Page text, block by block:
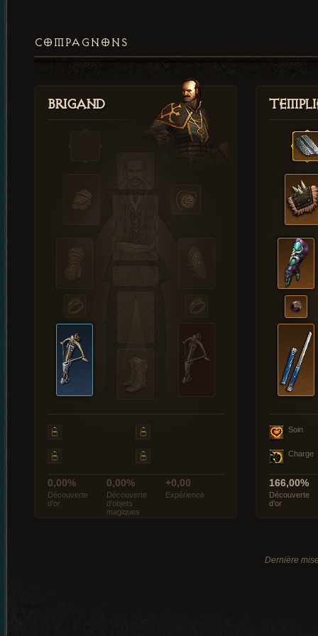
COMPAGNONS
Brigand
0,00%
Découverte
d’or
0,00%
Découverte
d’objets
magiques
+0,00
Expérience
Soin
Charge
166,00%
Découverte
d’or
Dernière